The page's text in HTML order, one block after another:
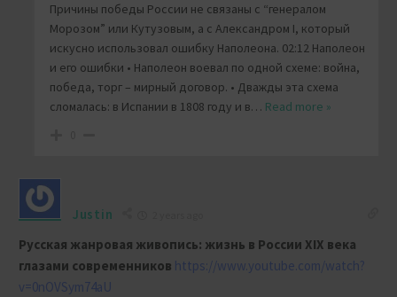
Причины победы России не связаны с “генералом
Морозом” или Кутузовым, а с Александром I, который
искусно использовал ошибку Наполеона. 02:12 Наполеон
и его ошибки • Наполеон воевал по одной схеме: война,
победа, торг – мирный договор. • Дважды эта схема
сломалась: в Испании в 1808 году и в… Read more »
Justin
Русская жанровая живопись: жизнь в России XIX века
глазами современников https://www.youtube.com/watch?
v=0nOVSym74aU